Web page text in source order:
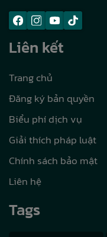
Liên kết
Trang chủ
Đăng ký bản quyền
Biểu phí dịch vụ
Giải thích pháp luật
Chính sách bảo mật
Liên hệ
Tags